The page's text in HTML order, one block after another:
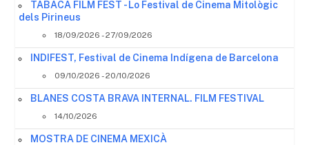
TABACA FILM FEST - Lo Festival de Cinema Mitològic
dels Pirineus
18/09/2026 - 27/09/2026
INDIFEST, Festival de Cinema Indígena de Barcelona
09/10/2026 - 20/10/2026
BLANES COSTA BRAVA INTERNAL. FILM FESTIVAL
14/10/2026
MOSTRA DE CINEMA MEXICÀ